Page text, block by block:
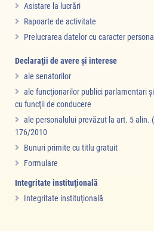
Asistare la lucrări
Rapoarte de activitate
Prelucrarea datelor cu caracter personal
Declaraţii de avere şi interese
ale senatorilor
ale funcţionarilor publici parlamentari
cu funcţii de conducere
ale personalului prevăzut la art. 5 alin.
176/2010
Bunuri primite cu titlu gratuit
Formulare
Integritate instituţională
Integritate instituţională